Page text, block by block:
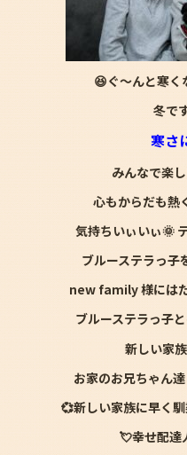
😆ぐ～んと寒く
冬で
寒さ
みんなで楽し
心もからだも熱く
気持ちいぃいぃ🌞 テ
ブルーステラっ
new family 様に
ブルーステラっ子と
新しい家
お家のお兄ちゃん達
💞新しい家族に早く
💘幸せ配達